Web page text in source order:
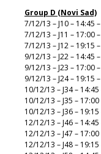
Group D (Novi Sad)
7/12/13 – J10 – 14:45
7/12/13 – J11 – 17:00
7/12/13 – J12 – 19:15
9/12/13 – J22 – 14:45
9/12/13 – J23 – 17:00
9/12/13 – J24 – 19:15
10/12/13 – J34 –
10/12/13 – J35 –
10/12/13 – J36 –
12/12/13 – J46 –
12/12/13 – J47 –
12/12/13 – J48 –